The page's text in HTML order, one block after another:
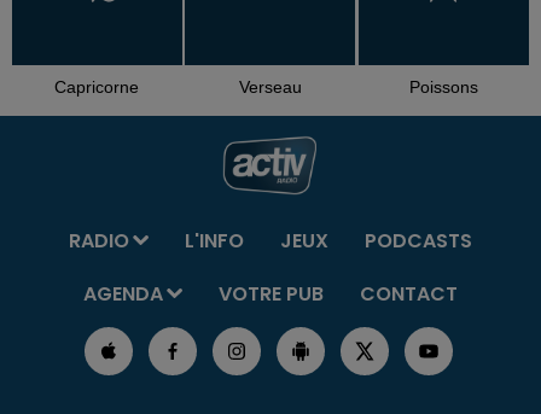
Capricorne Verseau Poissons
RADIO L'INFO JEUX
PODCASTS
AGENDA
VOTRE PUB CONTACT